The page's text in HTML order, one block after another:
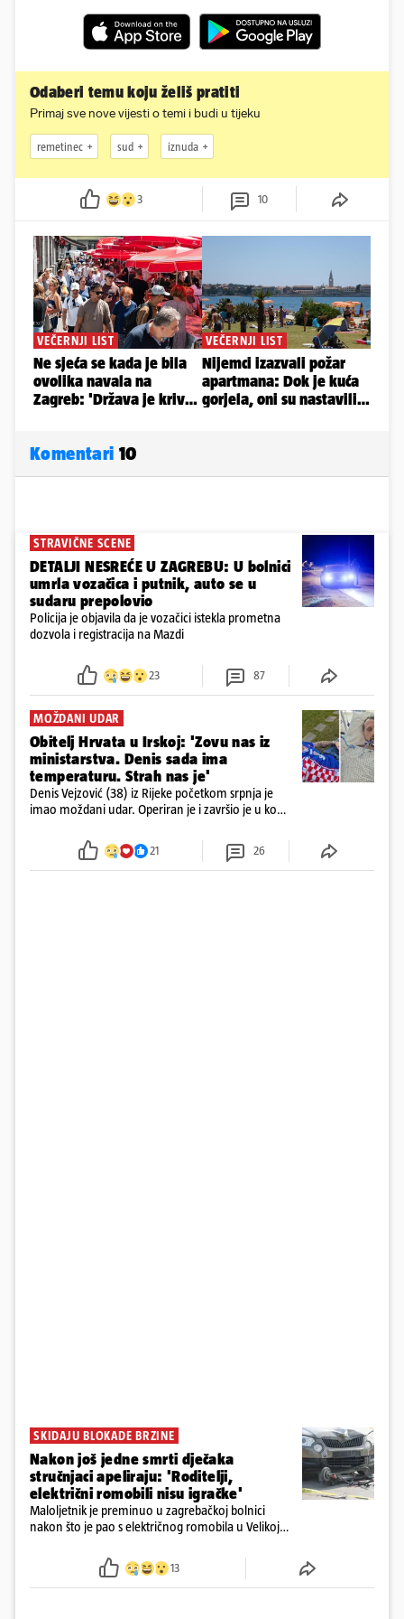
Odaberi temu koju želiš pratiti
Primaj sve nove vijesti o temi i budi u tijeku
remetinec sud iznuda
3 10
Komentari 10
STRAVIČNE SCENE
DETALJI NESREĆE U ZAGREBU: U bolnici
umrla vozačica i putnik, auto se u
sudaru prepolovio
Policija je objavila da je vozačici istekla prometna
dozvola i registracija na Mazdi
23 87
MOŽDANI UDAR
Obitelj Hrvata u Irskoj: 'Zovu nas iz
ministarstva. Denis sada ima
temperaturu. Strah nas je'
Denis Vejzović (38) iz Rijeke početkom srpnja je
imao moždani udar. Operiran je i završio je u komi.
tamošnji liječnici ne vjeruju u oporavak: 'Imamo
21 26
SKIDAJU BLOKADE BRZINE
Nakon još jedne smrti dječaka
stručnjaci apeliraju: 'Roditelji,
električni romobili nisu igračke'
Maloljetnik je preminuo u zagrebačkoj bolnici
nakon što je pao s električnog romobila u Velikoj
13